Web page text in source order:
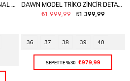
PİLLOW MODEL GERÇEK ORJİNAL DERİ BABET LOAFER ORANJ DAWN MODEL TRİKO ZİNCİR DETAYLI YENİ SEZON BABET TEN
₺1.399,99
₺1.999,99
36 37 38 39 40
SEPETTE %30 ₺979,99